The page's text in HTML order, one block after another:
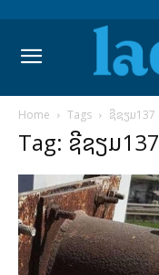
Home Tags ຊີຊຽມ137
Tag: ຊີຊຽມ137